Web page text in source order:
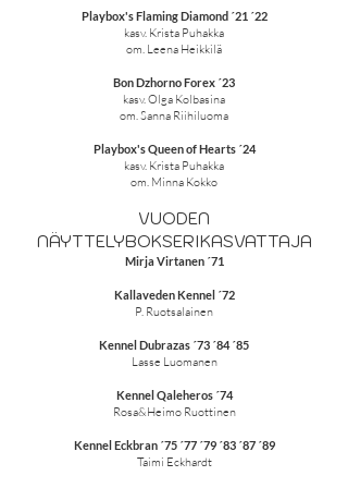
Playbox's Flaming Diamond ´21 ´22
kasv. Krista Puhakka
om. Leena Heikkilä
Bon Dzhorno Forex ´23
kasv. Olga Kolbasina
om. Sanna Riihiluoma
Playbox's Queen of Hearts ´24
kasv. Krista Puhakka
om. Minna Kokko
VUODEN
NÄYTTELYBOKSERIKASVATTAJA
Mirja Virtanen ´71
Kallaveden Kennel ´72
P. Ruotsalainen
Kennel Dubrazas ´73 ´84 ´85
Lasse Luomanen
Kennel Qaleheros ´74
Rosa&Heimo Ruottinen
Kennel Eckbran ´75 ´77 ´79 ´83 ´87 ´89
Taimi Eckhardt